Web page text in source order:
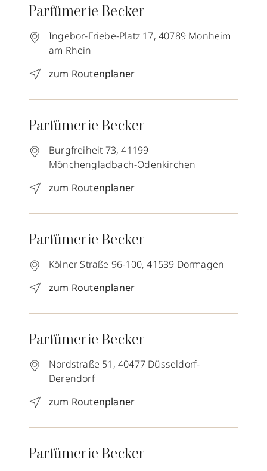
Parfümerie Becker
Ingebor-Friebe-Platz 17, 40789 Monheim
am Rhein
zum Routenplaner
Parfümerie Becker
Burgfreiheit 73, 41199
Mönchengladbach-Odenkirchen
zum Routenplaner
Parfümerie Becker
Kölner Straße 96-100, 41539 Dormagen
zum Routenplaner
Parfümerie Becker
Nordstraße 51, 40477 Düsseldorf-
Derendorf
zum Routenplaner
Parfümerie Becker